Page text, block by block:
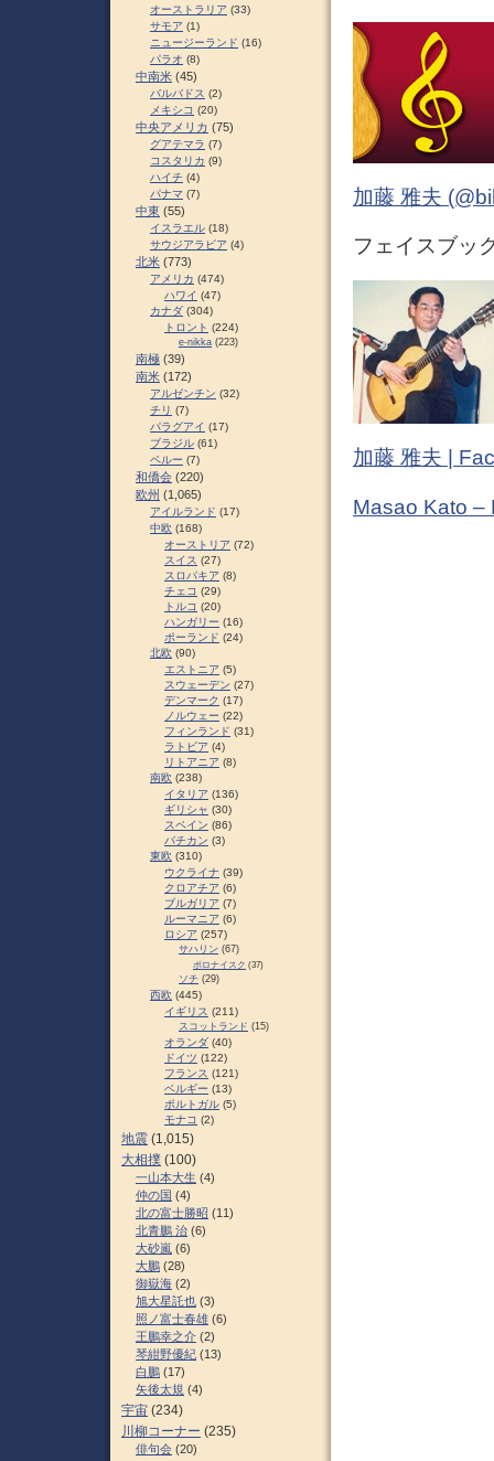
加藤 雅夫
フェイスブッ
加藤 雅夫 |
Masao Kato –
オーストラリア (33)
サモア (1)
ニュージーランド (16)
パラオ (8)
中南米 (45)
バルバドス (2)
メキシコ (20)
中央アメリカ (75)
グアテマラ (7)
コスタリカ (9)
ハイチ (4)
パナマ (7)
中東 (55)
イスラエル (18)
サウジアラビア (4)
北米 (773)
アメリカ (474)
ハワイ (47)
カナダ (304)
トロント (224)
e-nikka (223)
南極 (39)
南米 (172)
アルゼンチン (32)
チリ (7)
パラグアイ (17)
ブラジル (61)
ペルー (7)
和僑会 (220)
欧州 (1,065)
アイルランド (17)
中欧 (168)
オーストリア (72)
スイス (27)
スロパキア (8)
チェコ (29)
トルコ (20)
ハンガリー (16)
ポーランド (24)
北欧 (90)
エストニア (5)
スウェーデン (27)
デンマーク (17)
ノルウェー (22)
フィンランド (31)
ラトビア (4)
リトアニア (8)
南欧 (238)
イタリア (136)
ギリシャ (30)
スペイン (86)
バチカン (3)
東欧 (310)
ウクライナ (39)
クロアチア (6)
ブルガリア (7)
ルーマニア (6)
ロシア (257)
サハリン (67)
ポロナイスク (37)
ソチ (29)
西欧 (445)
イギリス (211)
スコットランド (15)
オランダ (40)
ドイツ (122)
フランス (121)
ベルギー (13)
ポルトガル (5)
モナコ (2)
地震 (1,015)
大相撲 (100)
一山本大生 (4)
仲の国 (4)
北の富士勝昭 (11)
北青鵬 治 (6)
大砂嵐 (6)
大鵬 (28)
御嶽海 (2)
旭大星託也 (3)
照ノ富士春雄 (6)
王鵬幸之介 (2)
琴紺野優紀 (13)
白鵬 (17)
矢後太規 (4)
宇宙 (234)
川柳コーナー (235)
俳句会 (20)